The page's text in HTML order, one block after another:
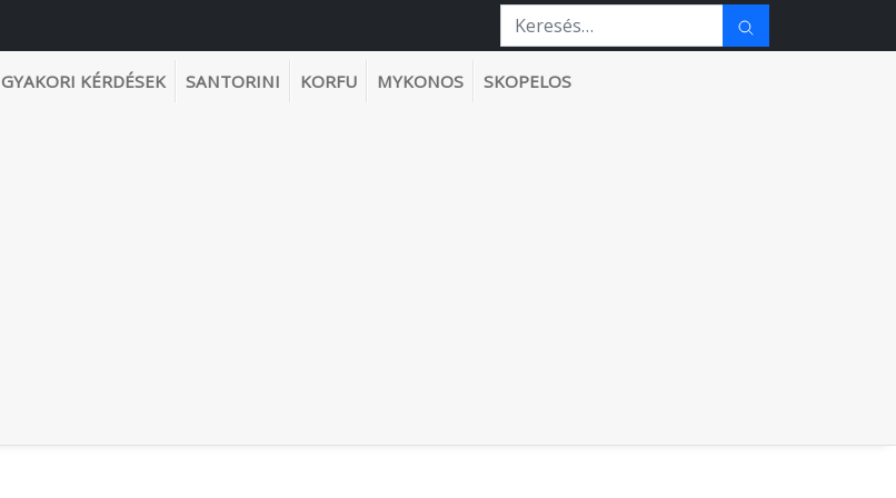
GYAKORI KÉRDÉSEK SANTORINI KORFU MYKONOS SKOPELOS